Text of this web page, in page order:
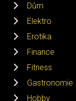
Dům
Elektro
Erotika
Finance
Fitness
Gastronomie
Hobby